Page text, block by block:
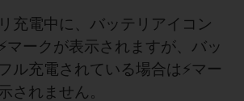
充電中に、バッテリアイコン
マークが表示されますが、バッ
ル充電されている場合は⚡マー
されません。